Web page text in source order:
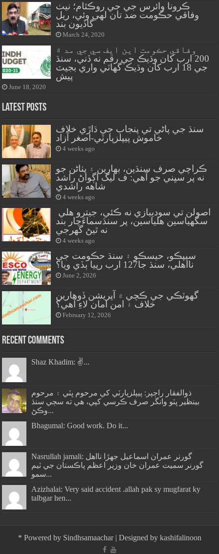
ڪرونا وائرس جي جي روڪٿام؛ نيٺ
وفاقي حڪومت ضد تان لهي وئي، ريل
گاڏيون بند
March 24, 2020
وفاقي حڪومت اين ايف سي جي مد ۾
200 ارب کان وڌيڪ جي رقم نه ڏني، سنڌ
جي 18 ارب کان وڌيڪ گهاٽي واري بجيٽ
پيش
June 18, 2020
Latest Posts
سنڌ جي پاڻي تي پنجاب جي ڌاڙي خلاف
خاموش پيپلزپارٽي-اصغر آزاد
4 weeks ago
ڪراچي صرف سنڌين، بهارين ۽ پٺاڻن جو
نه پر سڀني جو آهي: ف ليگ اڳواڻ راشد
شاهه راشدي
4 weeks ago
سگهياسين هلياسين، پر سنڌسماءَچار بند
نه ٿيڻ گهرجي
4 weeks ago
سيپڪو، حيسڪو ۽ سنڌ حڪومت جي
نااهلي، سنڌ جا127 ارب رپيا ٻڏي ويا؟
June 2, 2026
گهوٽڪي جي ڪچي ۾ آپريشن ڏوهارين
خلاف ۽ امن امان لاءِ آهي؟
February 12, 2026
Recent Comments
Shaz Khadim: ✌️...
ذوالفقار راڄپر: پيپلزپارٽي کي مرحوم ڀٽي ۽ مرحوم
بينظير ڀٽو وانگر صرف ڪرسي کپي، هي ته سڄي سنڌ
وڪڻ...
Bhagumal: Good work. Do it...
Nasrullah jamali: گورنر عمران اسماعيل جھڙا نااهل
گورنر سميت عمران خان وزير اعظم پاڪستان جي ٽيم
سمو...
Azizhalai: Very said accident .allah pak sy mugfarat ky
talbgar hen...
* Powered by Sindhsamaachar| Designed by kashifalinoon